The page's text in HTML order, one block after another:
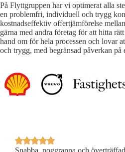
På Flyttgruppen har vi optimerat alla
en problemfri, individuell och trygg
kostnadseffektiv offertjämförelse
gärna med andra företag för att hitta
hand om för hela processen och lovar
och trygg, med begränsad påverkan